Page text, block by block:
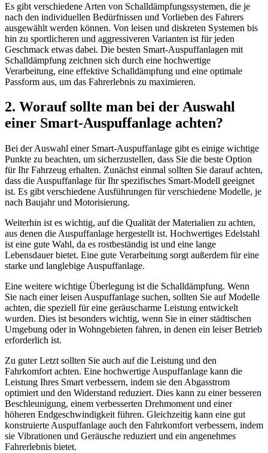
Es gibt verschiedene Arten von Schalldämpfungssystemen, die je
nach den individuellen Bedürfnissen und Vorlieben des Fahrers
ausgewählt werden können. Von leisen und diskreten Systemen bis
hin zu sportlicheren und aggressiveren Varianten ist für jeden
Geschmack etwas dabei. Die besten Smart-Auspuffanlagen mit
Schalldämpfung zeichnen sich durch eine hochwertige
Verarbeitung, eine effektive Schalldämpfung und eine optimale
Passform aus, um das Fahrerlebnis zu maximieren.
2. Worauf sollte man bei der Auswahl
einer Smart-Auspuffanlage achten?
Bei der Auswahl einer Smart-Auspuffanlage gibt es einige wichtige
Punkte zu beachten, um sicherzustellen, dass Sie die beste Option
für Ihr Fahrzeug erhalten. Zunächst einmal sollten Sie darauf achten,
dass die Auspuffanlage für Ihr spezifisches Smart-Modell geeignet
ist. Es gibt verschiedene Ausführungen für verschiedene Modelle, je
nach Baujahr und Motorisierung.
Weiterhin ist es wichtig, auf die Qualität der Materialien zu achten,
aus denen die Auspuffanlage hergestellt ist. Hochwertiges Edelstahl
ist eine gute Wahl, da es rostbeständig ist und eine lange
Lebensdauer bietet. Eine gute Verarbeitung sorgt außerdem für eine
starke und langlebige Auspuffanlage.
Eine weitere wichtige Überlegung ist die Schalldämpfung. Wenn
Sie nach einer leisen Auspuffanlage suchen, sollten Sie auf Modelle
achten, die speziell für eine geräuscharme Leistung entwickelt
wurden. Dies ist besonders wichtig, wenn Sie in einer städtischen
Umgebung oder in Wohngebieten fahren, in denen ein leiser Betrieb
erforderlich ist.
Zu guter Letzt sollten Sie auch auf die Leistung und den
Fahrkomfort achten. Eine hochwertige Auspuffanlage kann die
Leistung Ihres Smart verbessern, indem sie den Abgasstrom
optimiert und den Widerstand reduziert. Dies kann zu einer besseren
Beschleunigung, einem verbesserten Drehmoment und einer
höheren Endgeschwindigkeit führen. Gleichzeitig kann eine gut
konstruierte Auspuffanlage auch den Fahrkomfort verbessern, indem
sie Vibrationen und Geräusche reduziert und ein angenehmes
Fahrerlebnis bietet.